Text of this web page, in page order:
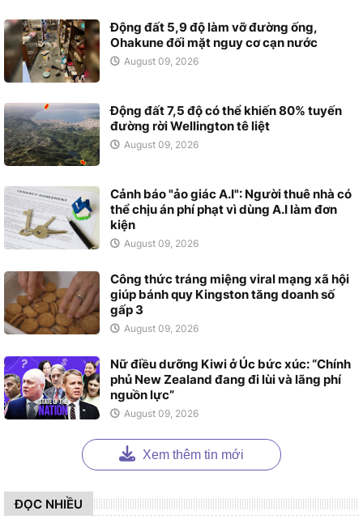
Động đất 5,9 độ làm vỡ đường ống,
Ohakune đối mặt nguy cơ cạn nước
August 09, 2026
Động đất 7,5 độ có thể khiến 80% tuyến
đường rời Wellington tê liệt
August 09, 2026
Cảnh báo "ảo giác A.I": Người thuê nhà có
thể chịu án phí phạt vì dùng A.I làm đơn
kiện
August 09, 2026
Công thức tráng miệng viral mạng xã hội
giúp bánh quy Kingston tăng doanh số
gấp 3
August 09, 2026
Nữ điều dưỡng Kiwi ở Úc bức xúc: “Chính
phủ New Zealand đang đi lùi và lãng phí
nguồn lực”
August 09, 2026
Xem thêm tin mới
ĐỌC NHIỀU